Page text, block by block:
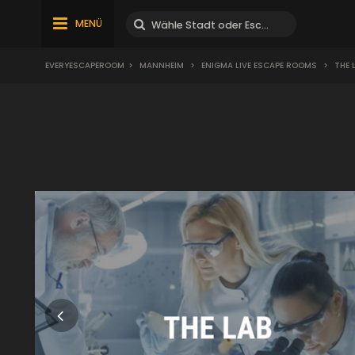
MENÜ
EVERYESCAPEROOM > MANNHEIM > ENIGMA LIVE ESCAPE ROOMS > THE